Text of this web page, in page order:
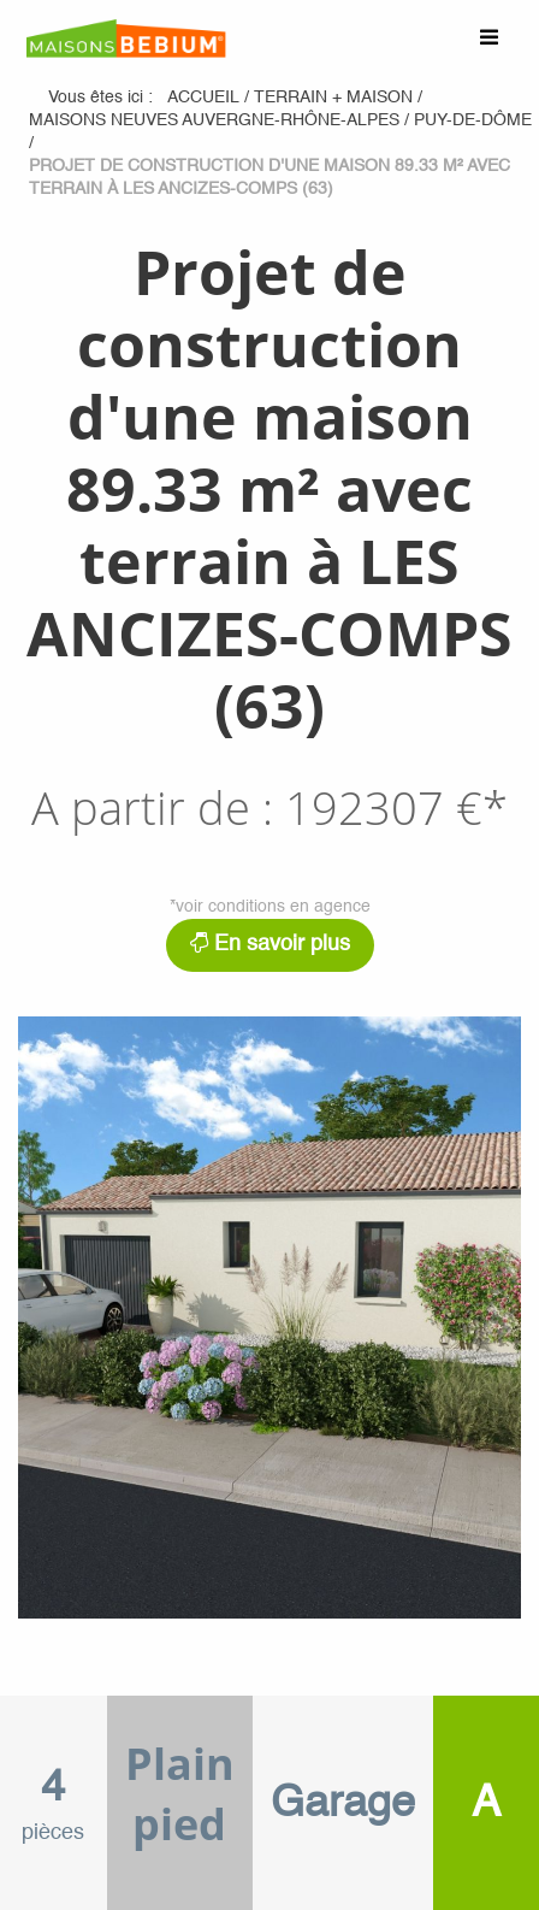
Vous êtes ici : ACCUEIL / TERRAIN + MAISON /
MAISONS NEUVES AUVERGNE-RHÔNE-ALPES / PUY-DE-DÔME
/
PROJET DE CONSTRUCTION D'UNE MAISON 89.33 M² AVEC
TERRAIN À LES ANCIZES-COMPS (63)
Projet de
construction
d'une maison
89.33 m² avec
terrain à LES
ANCIZES-COMPS
(63)
A partir de : 192307 €*
*voir conditions en agence
En savoir plus
4
pièces
Plain
pied
Garage A